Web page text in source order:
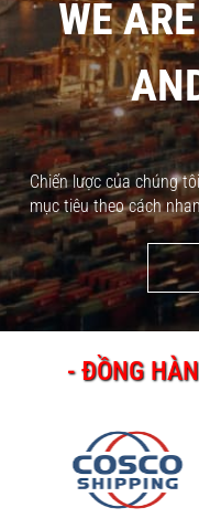
WE
Chiến lược của chúng
mục tiêu theo cách
- ĐỒNG